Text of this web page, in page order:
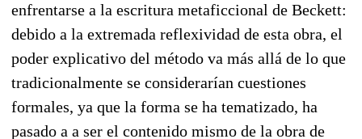
enfrentarse a la escritura metaficcional de Beckett:
debido a la extremada reflexividad de esta obra, el
poder explicativo del método va más allá de lo que
tradicionalmente se considerarían cuestiones
formales, ya que la forma se ha tematizado, ha
pasado a a ser el contenido mismo de la obra de